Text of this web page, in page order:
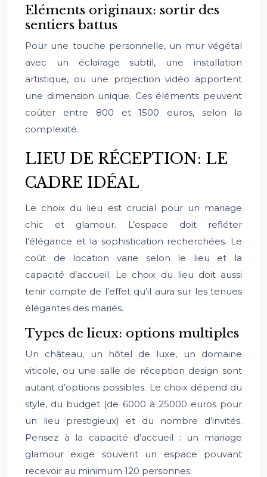
Eléments originaux: sortir des
sentiers battus
Pour une touche personnelle, un mur végétal
avec un éclairage subtil, une installation
artistique, ou une projection vidéo apportent
une dimension unique. Ces éléments peuvent
coûter entre 800 et 1500 euros, selon la
complexité.
LIEU DE RÉCEPTION: LE
CADRE IDÉAL
Le choix du lieu est crucial pour un mariage
chic et glamour. L’espace doit refléter
l’élégance et la sophistication recherchées. Le
coût de location varie selon le lieu et la
capacité d’accueil. Le choix du lieu doit aussi
tenir compte de l’effet qu’il aura sur les tenues
élégantes des mariés.
Types de lieux: options multiples
Un château, un hôtel de luxe, un domaine
viticole, ou une salle de réception design sont
autant d’options possibles. Le choix dépend du
style, du budget (de 6000 à 25000 euros pour
un lieu prestigieux) et du nombre d’invités.
Pensez à la capacité d’accueil : un mariage
glamour exige souvent un espace pouvant
recevoir au minimum 120 personnes.